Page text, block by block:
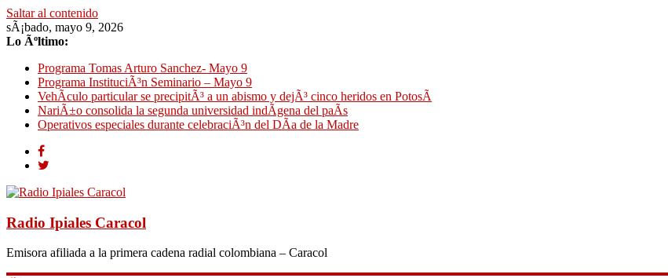
Saltar al contenido
sÃ¡bado, mayo 9, 2026
Lo Ãºltimo:
Programa Tomas Arturo Sanchez- Mayo 9
Programa InstituciÃ³n Seminario – Mayo 9
VehÃ­culo particular se precipitÃ³ a un abismo y dejÃ³ cinco heridos en PotosÃ­
NariÃ±o consolida la segunda universidad indÃ­gena del paÃ­s
Operativos especiales durante celebraciÃ³n del DÃ­a de la Madre
Radio Ipiales Caracol
Emisora afiliada a la primera cadena radial colombiana – Caracol